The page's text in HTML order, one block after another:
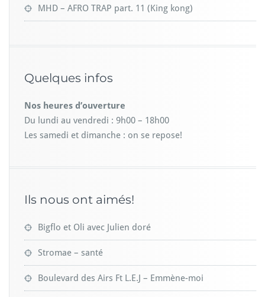
MHD – AFRO TRAP part. 11 (King kong)
Quelques infos
Nos heures d’ouverture
Du lundi au vendredi : 9h00 – 18h00
Les samedi et dimanche : on se repose!
Ils nous ont aimés!
Bigflo et Oli avec Julien doré
Stromae – santé
Boulevard des Airs Ft L.E.J – Emmène-moi